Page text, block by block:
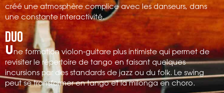
créé une atmosphère complice avec les danseurs, dans
une constante interactivité.
Duo
Une formation violon-guitare plus intimiste qui permet de
revisiter le répertoire de tango en faisant quelques
incursions par des standards de jazz ou du folk. Le swing
peut se transformer en tango et la milonga en choro.